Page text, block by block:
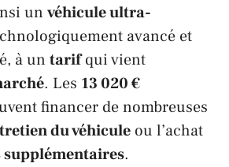
un véhicule ultra-
avancé et
à un tarifqui vient
. Les 13 020 €
financer de nombreuses
du véhicule ou l’achat
.